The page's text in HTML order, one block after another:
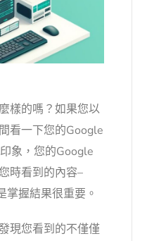
樣的嗎？如果您以
看一下您的Google
象，您的Google
時看到的內容–
掌握結果很重要。
現您看到的不僅僅